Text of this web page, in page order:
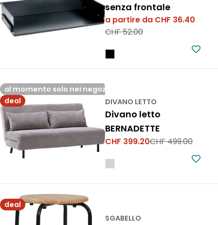
senza frontale
Prezzo
vendita
a partire da CHF 36.40
Prezzo
CHF 52.00
al momento solo nei negozi
deal
DIVANO LETTO
Divano letto
BERNADETTE
Prezzo
vendita
CHF 399.20
Prezzo
CHF 499.00
deal
SGABELLO